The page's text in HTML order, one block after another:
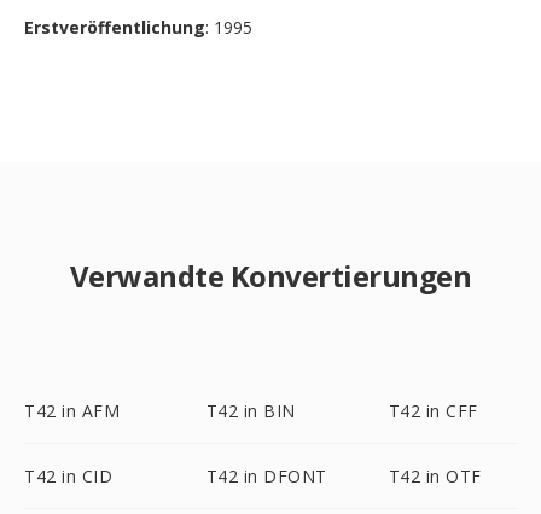
Erstveröffentlichung: 1995
Verwandte Konvertierungen
T42 in AFM T42 in BIN T42 in CFF
T42 in CID T42 in DFONT T42 in OTF